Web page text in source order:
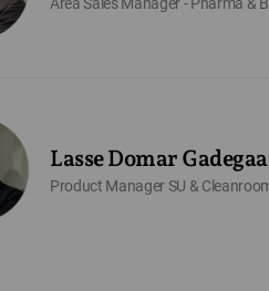
Lasse Domar
Product Manager SU &